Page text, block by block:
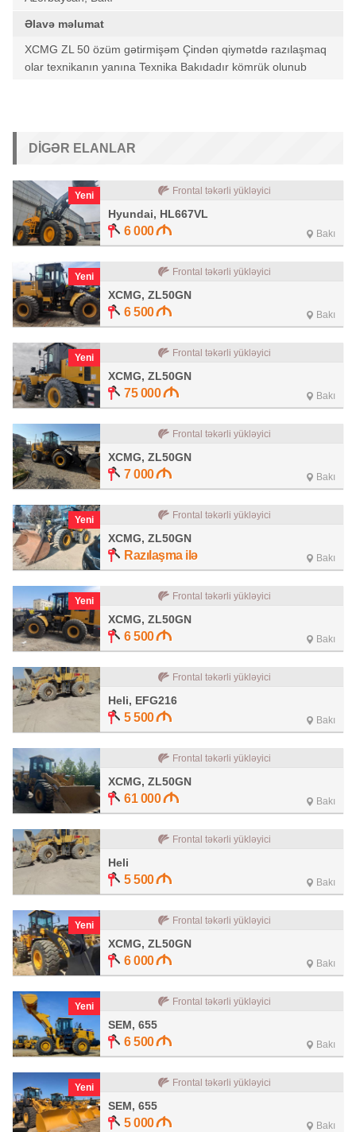
Əlavə məlumat
XCMG ZL 50 özüm gətirmişəm Çindən qiymətdə razılaşmaq
olar texnikanın yanına Texnika Bakıdadır kömrük olunub
DIGƏR ELANLAR
Yeni Frontal təkərli yükləyici
Hyundai, HL667VL
6 000 Bakı
Yeni Frontal təkərli yükləyici
XCMG, ZL50GN
6 500 Bakı
Yeni Frontal təkərli yükləyici
XCMG, ZL50GN
75 000 Bakı
Frontal təkərli yükləyici
XCMG, ZL50GN
7 000 Bakı
Yeni Frontal təkərli yükləyici
XCMG, ZL50GN
Razılaşma ilə Bakı
Yeni Frontal təkərli yükləyici
XCMG, ZL50GN
6 500 Bakı
Frontal təkərli yükləyici
Heli, EFG216
5 500 Bakı
Frontal təkərli yükləyici
XCMG, ZL50GN
61 000 Bakı
Frontal təkərli yükləyici
Heli
5 500 Bakı
Yeni Frontal təkərli yükləyici
XCMG, ZL50GN
6 000 Bakı
Yeni Frontal təkərli yükləyici
SEM, 655
6 500 Bakı
Yeni Frontal təkərli yükləyici
SEM, 655
5 000 Bakı